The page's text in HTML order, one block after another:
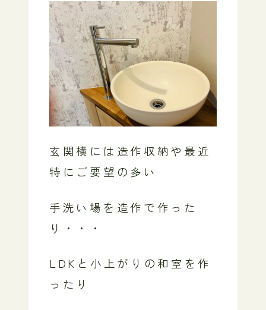
玄関横には造作収納や最近
特にご要望の多い
手洗い場を造作で作った
り・・・
LDKと小上がりの和室を作
ったり